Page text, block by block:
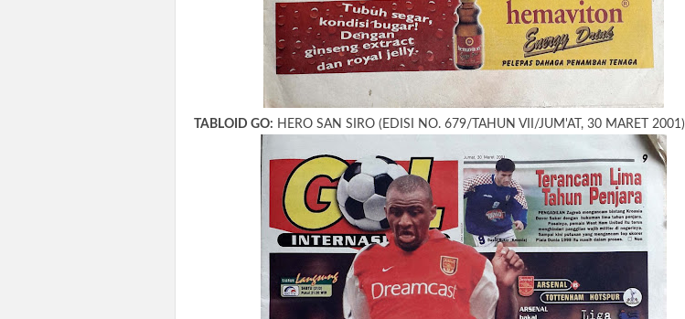
TABLOID GO: HERO SAN SIRO (EDISI NO. 679/TAHUN VII/JUM'AT, 30 MARET 2001)